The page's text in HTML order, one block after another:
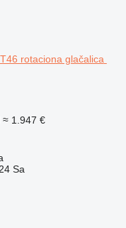
≈ 1.947 €
Sa